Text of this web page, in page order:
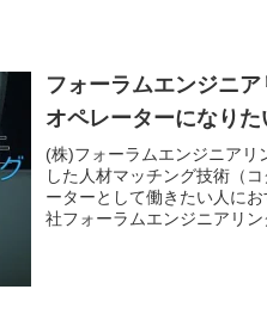
フォーラムエンジニ
オペレーターになり
(株)フォーラムエンジニアリ
した人材マッチング技術（
ーターとして働きたい人に
社フォーラムエンジニアリ